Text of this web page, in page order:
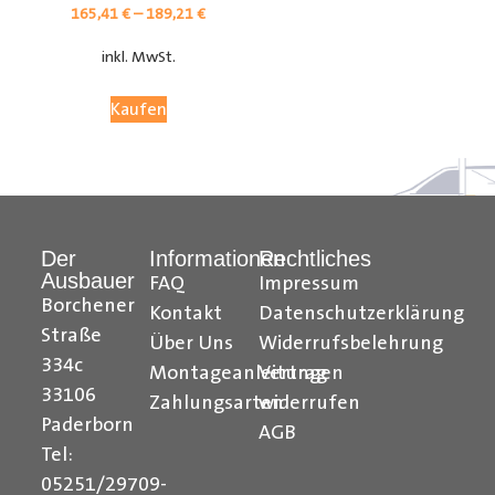
Citroen Berlingo Radkastenschutz, Citroen Jumpy
Radkastenschutz, Citroen Jumper Radkastenschutz,
Citroen Nemo Radkastenschutz, Dacia Dokker
Radkastenschutz, Fiat Doblo Cargo Radkastenschutz,
Fiat Scudo Radkastenschutz, Fiat Ducato
Radkastenschutz, Fiat Fiorino Radkastenschutz, Fiat
Talento Radkastenschutz, Ford Transit Courier
Radkastenschutz, Ford Connect Radkastenschutz, Ford
165,41€–189,21€
inkl. MwSt.
Kaufen
Der
Ausbauer
Borchener
Straße
334c
33106
Paderborn
Tel:
05251/29709-
Informationen
FAQ
Kontakt
Über Uns
Montageanleitungen
Zahlungsarten
Rechtliches
Impressum
Datenschutzerklärung
Widerrufsbelehrung
Vertrag
widerrufen
AGB